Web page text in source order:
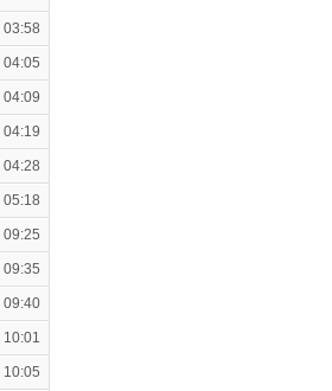
03:58
04:05
04:09
04:19
04:28
05:18
09:25
09:35
09:40
10:01
10:05